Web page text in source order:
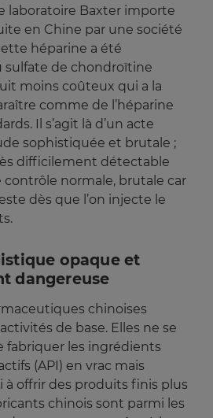
laboratoire Baxter importe
en Chine par une société
héparine a été
sulfate de chondroïtine
moins coûteux qui a la
comme de l’héparine
Il s’agit là d’un acte
sophistiquée et brutale ;
difficilement détectable
contrôle normale, brutale car
dès que l’on injecte le
opaque et
dangereuse
chinoises
de base. Elles ne se
les ingrédients
(API) en vrac mais
offrir des produits finis plus
chinois sont parmi les